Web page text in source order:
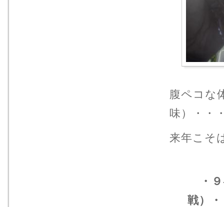
腹ペコな
味）・・
来年こそ
・
戦）